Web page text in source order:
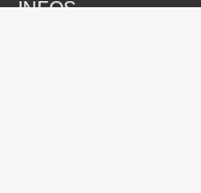
INFOS